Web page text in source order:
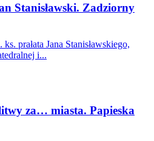
Stanisławski. Zadziorny
prałata Jana Stanisławskiego,
i...
za… miasta. Papieska